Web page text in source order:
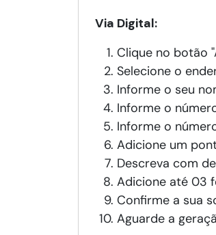
Via Digital:
Clique no botão
Selecione o
Informe o seu
Informe o
Informe o
Adicione um
Descreva com
Adicione até 03
Confirme a sua
Aguarde a